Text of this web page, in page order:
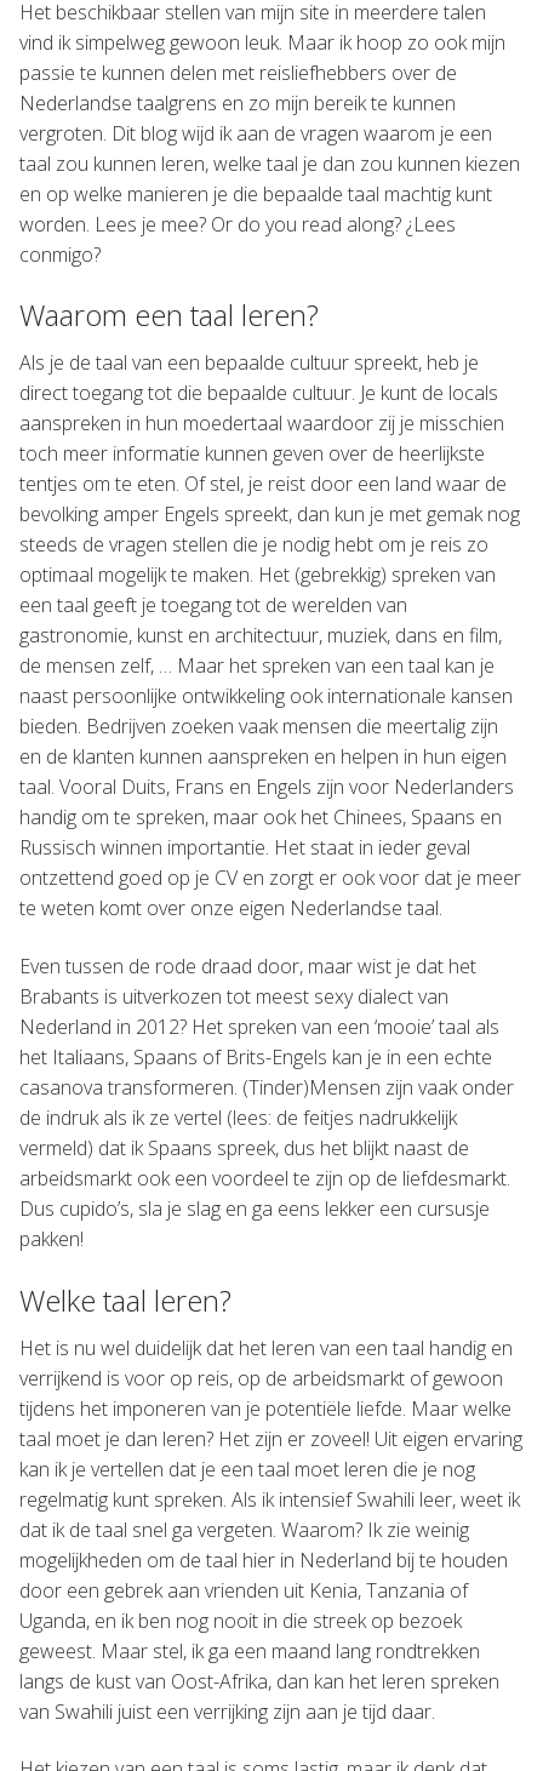
Het beschikbaar stellen van mijn site in meerdere talen
vind ik simpelweg gewoon leuk. Maar ik hoop zo ook mijn
passie te kunnen delen met reisliefhebbers over de
Nederlandse taalgrens en zo mijn bereik te kunnen
vergroten. Dit blog wijd ik aan de vragen waarom je een
taal zou kunnen leren, welke taal je dan zou kunnen kiezen
en op welke manieren je die bepaalde taal machtig kunt
worden. Lees je mee? Or do you read along? ¿Lees
conmigo?
Waarom een taal leren?
Als je de taal van een bepaalde cultuur spreekt, heb je
direct toegang tot die bepaalde cultuur. Je kunt de locals
aanspreken in hun moedertaal waardoor zij je misschien
toch meer informatie kunnen geven over de heerlijkste
tentjes om te eten. Of stel, je reist door een land waar de
bevolking amper Engels spreekt, dan kun je met gemak nog
steeds de vragen stellen die je nodig hebt om je reis zo
optimaal mogelijk te maken. Het (gebrekkig) spreken van
een taal geeft je toegang tot de werelden van
gastronomie, kunst en architectuur, muziek, dans en film,
de mensen zelf, … Maar het spreken van een taal kan je
naast persoonlijke ontwikkeling ook internationale kansen
bieden. Bedrijven zoeken vaak mensen die meertalig zijn
en de klanten kunnen aanspreken en helpen in hun eigen
taal. Vooral Duits, Frans en Engels zijn voor Nederlanders
handig om te spreken, maar ook het Chinees, Spaans en
Russisch winnen importantie. Het staat in ieder geval
ontzettend goed op je CV en zorgt er ook voor dat je meer
te weten komt over onze eigen Nederlandse taal.
Even tussen de rode draad door, maar wist je dat het
Brabants is uitverkozen tot meest sexy dialect van
Nederland in 2012? Het spreken van een ‘mooie’ taal als
het Italiaans, Spaans of Brits-Engels kan je in een echte
casanova transformeren. (Tinder)Mensen zijn vaak onder
de indruk als ik ze vertel (lees: de feitjes nadrukkelijk
vermeld) dat ik Spaans spreek, dus het blijkt naast de
arbeidsmarkt ook een voordeel te zijn op de liefdesmarkt.
Dus cupido’s, sla je slag en ga eens lekker een cursusje
pakken!
Welke taal leren?
Het is nu wel duidelijk dat het leren van een taal handig en
verrijkend is voor op reis, op de arbeidsmarkt of gewoon
tijdens het imponeren van je potentiële liefde. Maar welke
taal moet je dan leren? Het zijn er zoveel! Uit eigen ervaring
kan ik je vertellen dat je een taal moet leren die je nog
regelmatig kunt spreken. Als ik intensief Swahili leer, weet ik
dat ik de taal snel ga vergeten. Waarom? Ik zie weinig
mogelijkheden om de taal hier in Nederland bij te houden
door een gebrek aan vrienden uit Kenia, Tanzania of
Uganda, en ik ben nog nooit in die streek op bezoek
geweest. Maar stel, ik ga een maand lang rondtrekken
langs de kust van Oost-Afrika, dan kan het leren spreken
van Swahili juist een verrijking zijn aan je tijd daar.